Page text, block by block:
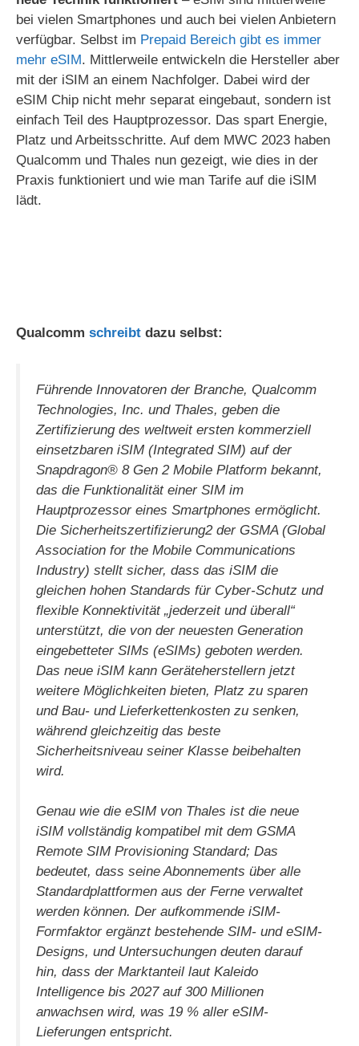
i
d
e
bei vielen Smartphones und auch bei vielen Anbietern
verfügbar. Selbst im Prepaid Bereich gibt es immer
mehr eSIM. Mittlerweile entwickeln die Hersteller aber
mit der iSIM an einem Nachfolger. Dabei wird der
eSIM Chip nicht mehr separat eingebaut, sondern ist
einfach Teil des Hauptprozessor. Das spart Energie,
Platz und Arbeitsschritte. Auf dem MWC 2023 haben
Qualcomm und Thales nun gezeigt, wie dies in der
Praxis funktioniert und wie man Tarife auf die iSIM
lädt.
Qualcomm schreibt dazu selbst:
Führende Innovatoren der Branche, Qualcomm
Technologies, Inc. und Thales, geben die
Zertifizierung des weltweit ersten kommerziell
einsetzbaren iSIM (Integrated SIM) auf der
Snapdragon® 8 Gen 2 Mobile Platform bekannt,
das die Funktionalität einer SIM im
Hauptprozessor eines Smartphones ermöglicht.
Die Sicherheitszertifizierung2 der GSMA (Global
Association for the Mobile Communications
Industry) stellt sicher, dass das iSIM die
gleichen hohen Standards für Cyber-Schutz und
flexible Konnektivität „jederzeit und überall“
unterstützt, die von der neuesten Generation
eingebetteter SIMs (eSIMs) geboten werden.
Das neue iSIM kann Geräteherstellern jetzt
weitere Möglichkeiten bieten, Platz zu sparen
und Bau- und Lieferkettenkosten zu senken,
während gleichzeitig das beste
Sicherheitsniveau seiner Klasse beibehalten
wird.
Genau wie die eSIM von Thales ist die neue
iSIM vollständig kompatibel mit dem GSMA
Remote SIM Provisioning Standard; Das
bedeutet, dass seine Abonnements über alle
Standardplattformen aus der Ferne verwaltet
werden können. Der aufkommende iSIM-
Formfaktor ergänzt bestehende SIM- und eSIM-
Designs, und Untersuchungen deuten darauf
hin, dass der Marktanteil laut Kaleido
Intelligence bis 2027 auf 300 Millionen
anwachsen wird, was 19 % aller eSIM-
Lieferungen entspricht.